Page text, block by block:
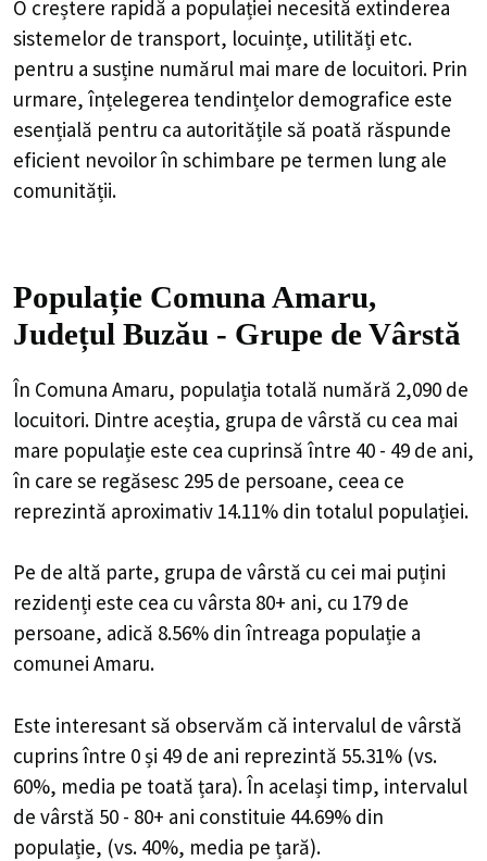
O creștere rapidă a populației necesită extinderea
sistemelor de transport, locuințe, utilități etc.
pentru a susține numărul mai mare de locuitori. Prin
urmare, înțelegerea tendințelor demografice este
esențială pentru ca autoritățile să poată răspunde
eficient nevoilor în schimbare pe termen lung ale
comunității.
Populație Comuna Amaru,
Județul Buzău - Grupe de Vârstă
În Comuna Amaru, populația totală numără 2,090 de
locuitori. Dintre aceștia, grupa de vârstă cu cea mai
mare populație este cea cuprinsă între 40 - 49 de ani,
în care se regăsesc 295 de persoane, ceea ce
reprezintă aproximativ 14.11% din totalul populației.
Pe de altă parte, grupa de vârstă cu cei mai puțini
rezidenți este cea cu vârsta 80+ ani, cu 179 de
persoane, adică 8.56% din întreaga populație a
comunei Amaru.
Este interesant să observăm că intervalul de vârstă
cuprins între 0 și 49 de ani reprezintă 55.31% (vs.
60%, media pe toată țara). În același timp, intervalul
de vârstă 50 - 80+ ani constituie 44.69% din
populație, (vs. 40%, media pe țară).